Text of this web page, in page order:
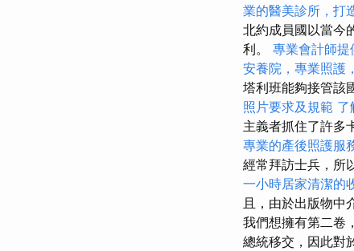
業的醫美診所，打
北約成員國以當今
利。 專業會計師提
安養院，專業照護
塔利班能夠接管該
照片要求及規範 了
主義者抓住了許多
專業的產後照護服
經常拜訪士兵，所
一小時居家清潔的
且，由於出版物中
我們想擁有第二卷
總統移交，因此對